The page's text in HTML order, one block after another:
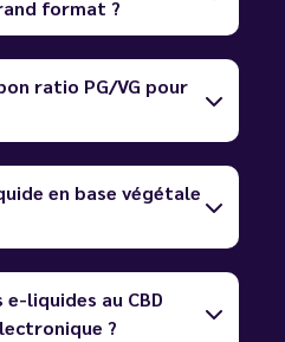
format ?
ratio PG/VG pour
en base végétale
liquides au CBD
?